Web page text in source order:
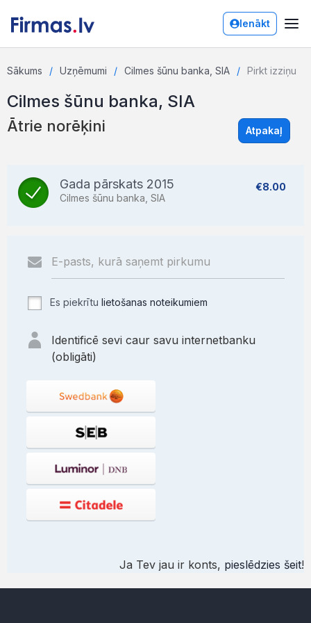
Ienākt
Sākums Uzņēmumi Cilmes šūnu banka, SIA Pirkt izziņu
Cilmes šūnu banka, SIA
Ātrie norēķini Atpakaļ
Gada pārskats 2015
Cilmes šūnu banka, SIA
€8.00
Es piekrītu lietošanas noteikumiem
Identificē sevi caur savu internetbanku
(obligāti)
Ja Tev jau ir konts, pieslēdzies šeit!